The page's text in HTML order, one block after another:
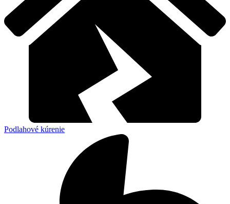
Podlahové kúrenie